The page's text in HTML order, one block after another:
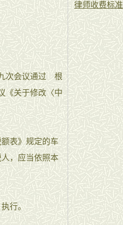
次会议通过 根
《关于修改〈中
表》规定的车
，应当依照本
行。
律师收费标准